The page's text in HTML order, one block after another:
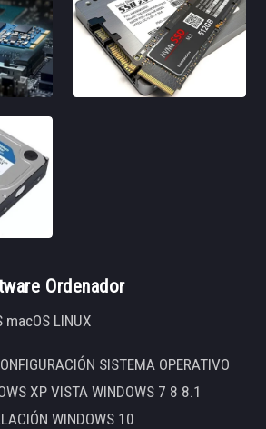
Ordenador
macOS LINUX
SISTEMA OPERATIVO
XP VISTA WINDOWS 7 8 8.1
WINDOWS 10